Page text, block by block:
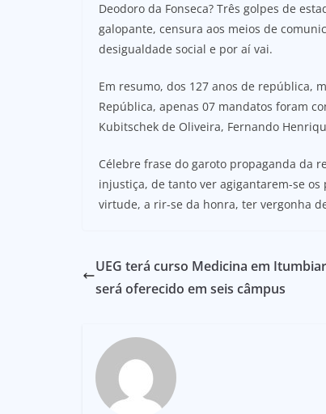
Deodoro da Fonseca? Três golpes de
galopante, censura aos meios de
desigualdade social e por aí vai.
Em resumo, dos 127 anos de república,
República, apenas 07 mandatos foram
Kubitschek de Oliveira, Fernando
Célebre frase do garoto propaganda da
injustiça, de tanto ver agigantarem-se
virtude, a rir-se da honra, ter vergonha
UEG terá curso Medicina em
será oferecido em seis câmpus